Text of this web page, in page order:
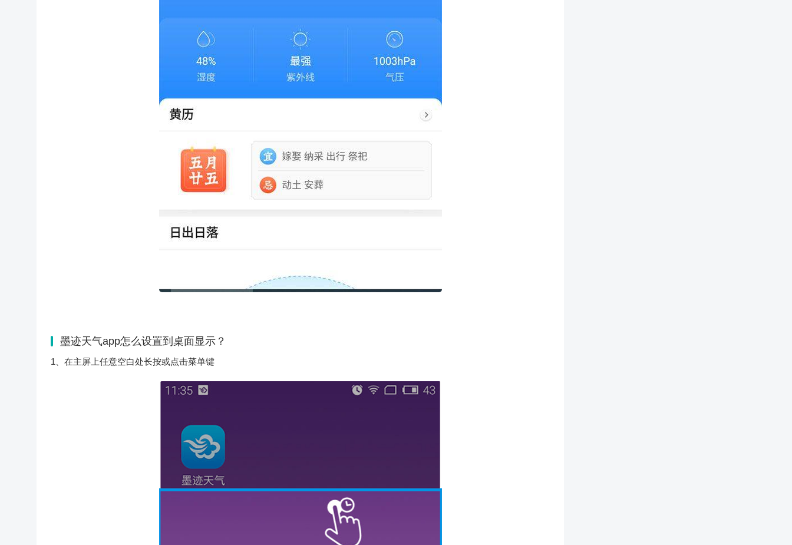
墨迹天气app怎么设置到桌面显示？
1、在主屏上任意空白处长按或点击菜单键